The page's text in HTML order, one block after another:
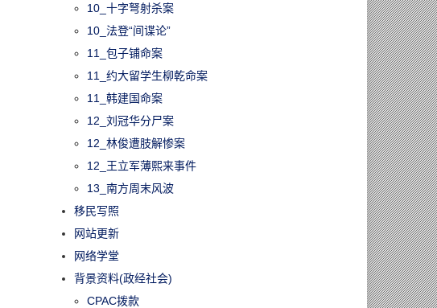
10_十字弩射杀案
10_法登“间谍论”
11_包子铺命案
11_约大留学生柳乾命案
11_韩建国命案
12_刘冠华分尸案
12_林俊遭肢解惨案
12_王立军薄熙来事件
13_南方周末风波
移民写照
网站更新
网络学堂
背景资料(政经社会)
CPAC拨款